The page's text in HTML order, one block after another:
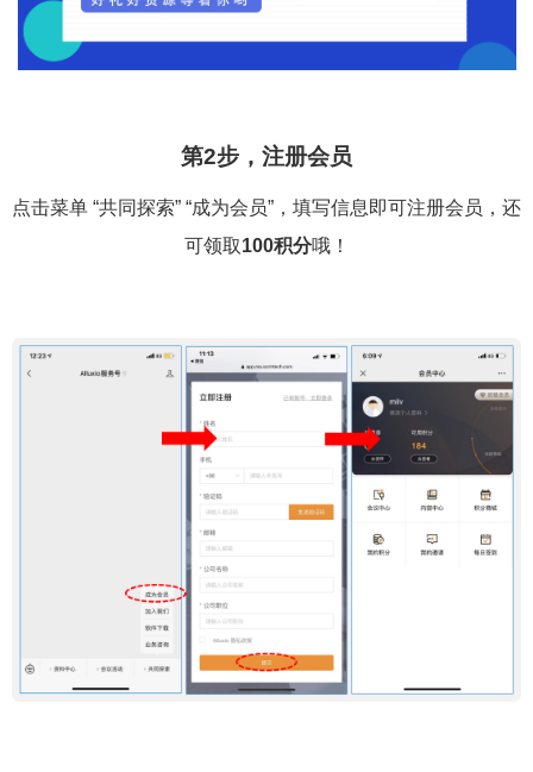
第2步，注册会员
点击菜单 “共同探索” “成为会员”，填写信息即可注册会员，还
可领取100积分哦！